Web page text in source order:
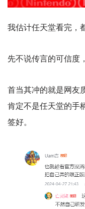
我估计任天堂看完，
先不说传言的可信度
首当其冲的就是网友
肯定不是任天堂的手
签好。